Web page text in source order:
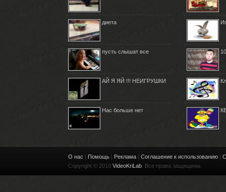
диета
пусть слышат все
АЙ Я ЯЙ !!! НЕИГРУШКИ
Нас больше нет
О нас | Помощь | Реклама | Соглашение к использованию |
Copyright © 2010 VideoKriLab . Все права защищены.